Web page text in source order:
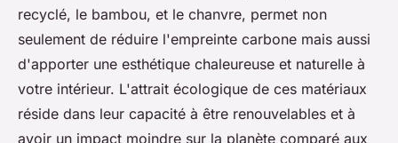
recyclé, le bambou, et le chanvre, permet non
seulement de réduire l'empreinte carbone mais aussi
d'apporter une esthétique chaleureuse et naturelle à
votre intérieur. L'attrait écologique de ces matériaux
réside dans leur capacité à être renouvelables et à
avoir un impact moindre sur la planète comparé aux